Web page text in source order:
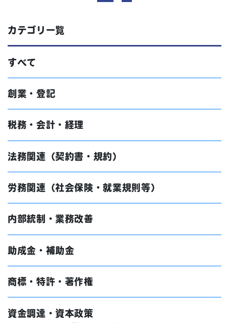
カテゴリ一覧
すべて
創業・登記
税務・会計・経理
法務関連（契約書・規約）
労務関連（社会保険・就業規則等）
内部統制・業務改善
助成金・補助金
商標・特許・著作権
資金調達・資本政策